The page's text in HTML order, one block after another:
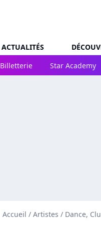
ACTUALITÉS
Billetterie
Star Academy
Accueil / Artistes / Dance,